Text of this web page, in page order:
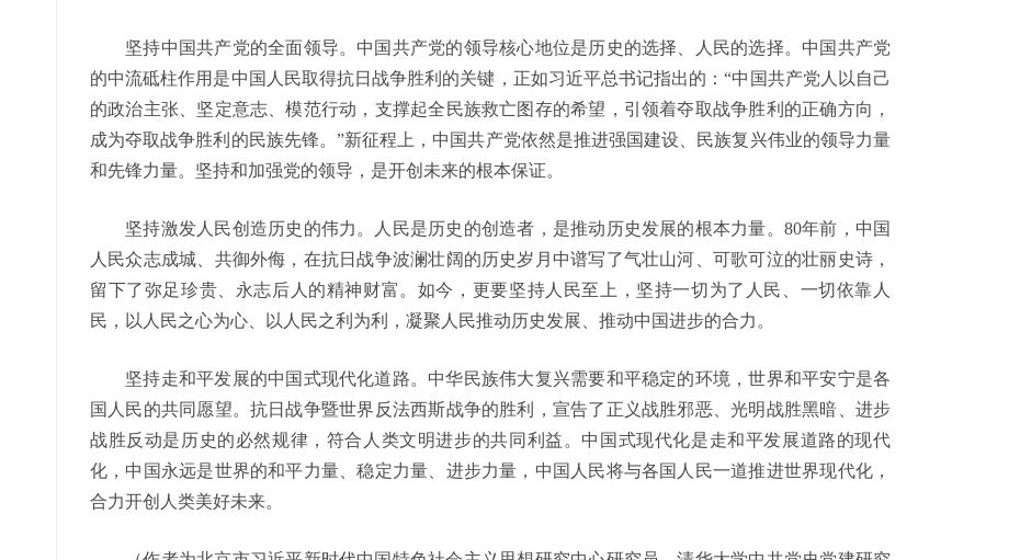
坚持中国共产党的全面领导。中国共产党的领导核心地位是历史的选择、人民的选择。中国共产党
的中流砥柱作用是中国人民取得抗日战争胜利的关键，正如习近平总书记指出的：“中国共产党人以自己
的政治主张、坚定意志、模范行动，支撑起全民族救亡图存的希望，引领着夺取战争胜利的正确方向，
成为夺取战争胜利的民族先锋。”新征程上，中国共产党依然是推进强国建设、民族复兴伟业的领导力量
和先锋力量。坚持和加强党的领导，是开创未来的根本保证。
坚持激发人民创造历史的伟力。人民是历史的创造者，是推动历史发展的根本力量。80年前，中国
人民众志成城、共御外侮，在抗日战争波澜壮阔的历史岁月中谱写了气壮山河、可歌可泣的壮丽史诗，
留下了弥足珍贵、永志后人的精神财富。如今，更要坚持人民至上，坚持一切为了人民、一切依靠人
民，以人民之心为心、以人民之利为利，凝聚人民推动历史发展、推动中国进步的合力。
坚持走和平发展的中国式现代化道路。中华民族伟大复兴需要和平稳定的环境，世界和平安宁是各
国人民的共同愿望。抗日战争暨世界反法西斯战争的胜利，宣告了正义战胜邪恶、光明战胜黑暗、进步
战胜反动是历史的必然规律，符合人类文明进步的共同利益。中国式现代化是走和平发展道路的现代
化，中国永远是世界的和平力量、稳定力量、进步力量，中国人民将与各国人民一道推进世界现代化，
合力开创人类美好未来。